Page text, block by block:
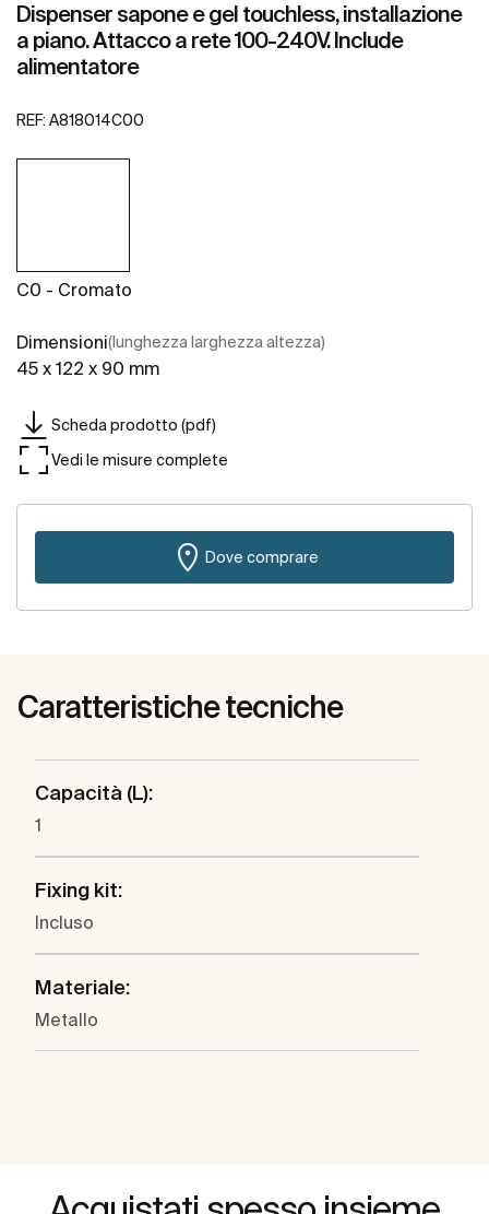
Dispenser sapone e gel touchless, installazione
a piano. Attacco a rete 100-240V. Include
alimentatore
REF: A818014C00
C0 - Cromato
Dimensioni(lunghezza larghezza altezza)
45 x 122 x 90 mm
Scheda prodotto (pdf)
Vedi le misure complete
Dove comprare
Caratteristiche tecniche
Capacità (L):
1
Fixing kit:
Incluso
Materiale:
Metallo